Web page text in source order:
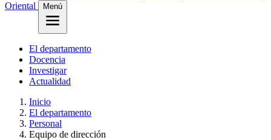
Oriental
Menú
El departamento
Docencia
Investigar
Actualidad
Inicio
El departamento
Personal
Equipo de dirección